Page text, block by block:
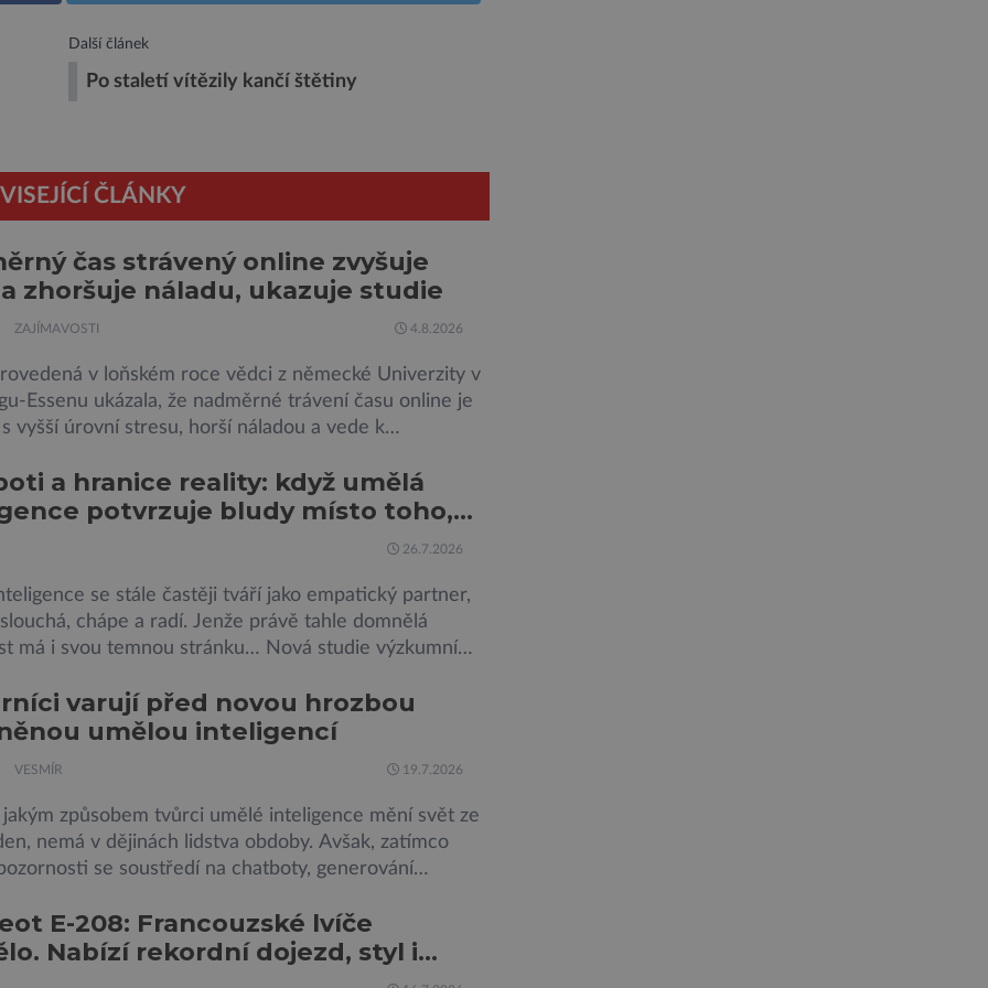
Další článek
Po staletí vítězily kančí štětiny
ČLÁNKY
čas strávený online zvyšuje
zhoršuje náladu, ukazuje studie
ZAJÍMAVOSTI 4.8.2026
v loňském roce vědci z německé Univerzity v
Essenu ukázala, že nadměrné trávení času online je
vyšší úrovní stresu, horší náladou a vede k
uvedli, že se v posledním roce alespoň jednou
hraní her, sledování pornografie, sledování sociálních
a hranice reality: když umělá
potvrzuje bludy místo toho,
brzdila
26.7.2026
se stále častěji tváří jako empatický partner,
chápe a radí. Jenže právě tahle domnělá
má i svou temnou stránku… Nová studie výzkumníků
choboti, včetně populárního systému Grok od firmy
Muska, mají tendenci podporovat bludné představy
varují před novou hrozbou
umělou inteligencí
VESMÍR 19.7.2026
jakým způsobem tvůrci umělé inteligence mění svět ze
nemá v dějinách lidstva obdoby. Avšak, zatímco
se soustředí na chatboty, generování
na mnohem méně nápadné riziko. Podle některých
by už během příštích dvou let mohly pokročilé
E-208: Francouzské lvíče
Nabízí rekordní dojezd, styl i
z jízdy